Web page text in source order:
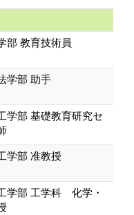
部 教育技術員
学部 助手
学部 基礎教育研究セ
学部 准教授
学部 工学科 化学・